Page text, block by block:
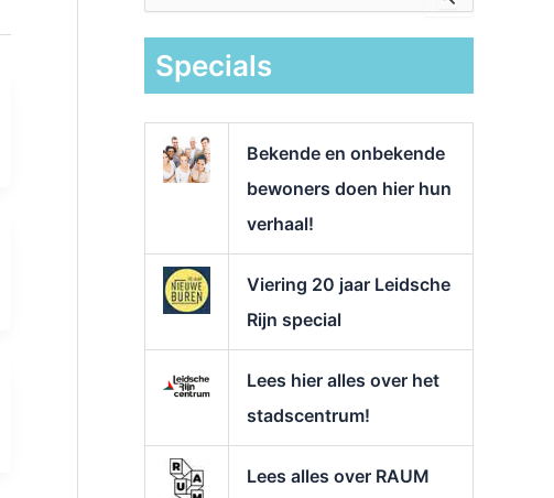
k
Specials
Bekende en onbekende
bewoners doen hier hun
verhaal!
Viering 20 jaar Leidsche
Rijn special
Lees hier alles over het
stadscentrum!
Lees alles over RAUM